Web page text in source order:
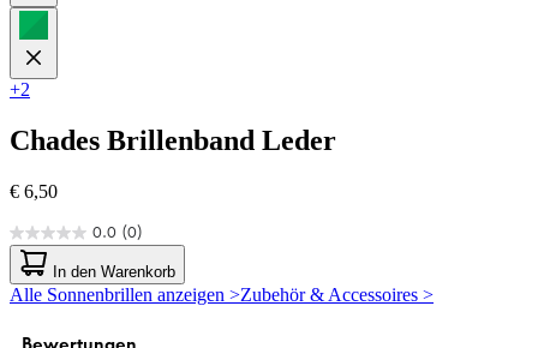
+2
Chades Brillenband Leder
€ 6,50
0.0 (0)
0.0
von
5
Sternen.
In den Warenkorb
Alle Sonnenbrillen anzeigen >Zubehör & Accessoires >